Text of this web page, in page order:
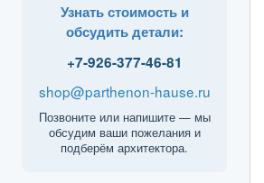
Узнать стоимость и
обсудить детали:
+7-926-377-46-81
shop@parthenon-hause.ru
Позвоните или напишите — мы
обсудим ваши пожелания и
подберём архитектора.